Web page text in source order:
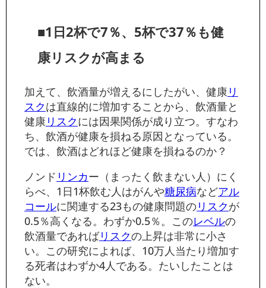
■1日2杯で7％、5杯で37％も健
康リスクが高まる
加えて、飲酒量が増えるにしたがい、健康 リ
スクは直線的に増加することから、飲酒量と
健康 リスクには因果関係が成り立つ。すなわ
ち、飲酒が健康を損ねる原因となっている。
では、飲酒はどれほど健康を損ねるのか？
ノンド リンカー（まったく飲まない人）にく
らべ、1日1杯飲む人はがんや糖尿病などアル
コールに関連する23もの健康問題のリスクが
0.5％高くなる。わずか0.5％。このレベルの
飲酒量であればリスクの上昇は非常に小さ
い。この研究によれば、10万人当たり増加す
る死者はわずか4人である。たいしたことは
ない。